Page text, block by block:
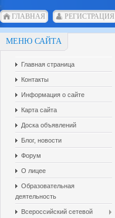
ГЛАВНАЯ РЕГИСТРАЦИЯ
МЕНЮ САЙТА
Главная страница
Контакты
Информация о сайте
Карта сайта
Доска объявлений
Блог, новости
Форум
О лицее
Образовательная
деятельность
Всероссийский сетевой